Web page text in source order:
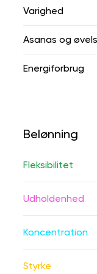
Varighed
Asanas og
Energiforbrug
Belønning
Fleksibilitet
Udholdenhed
Koncentration
Styrke